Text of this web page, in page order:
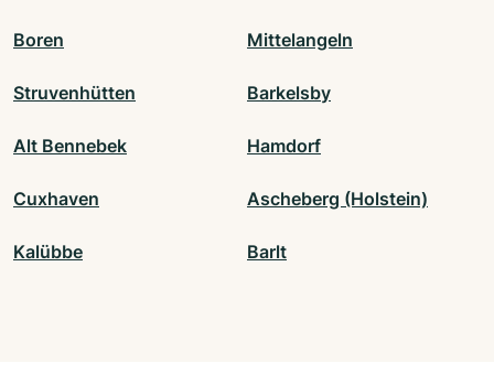
Boren Mittelangeln
Struvenhütten Barkelsby
Alt Bennebek Hamdorf
Cuxhaven Ascheberg (Holstein)
Kalübbe Barlt